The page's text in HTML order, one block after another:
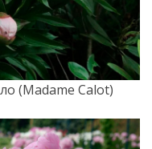
(Madame Calot)